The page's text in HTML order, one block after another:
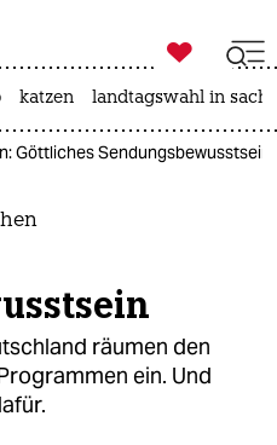
ich

taz zahl ich
katzen landtagswahl in
Göttliches Sendungsbewusstsein
räumen den
ein. Und